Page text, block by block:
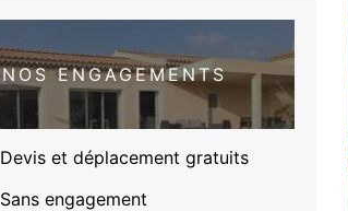
NOS ENGAGEMENTS
Devis et déplacement gratuits
Sans engagement